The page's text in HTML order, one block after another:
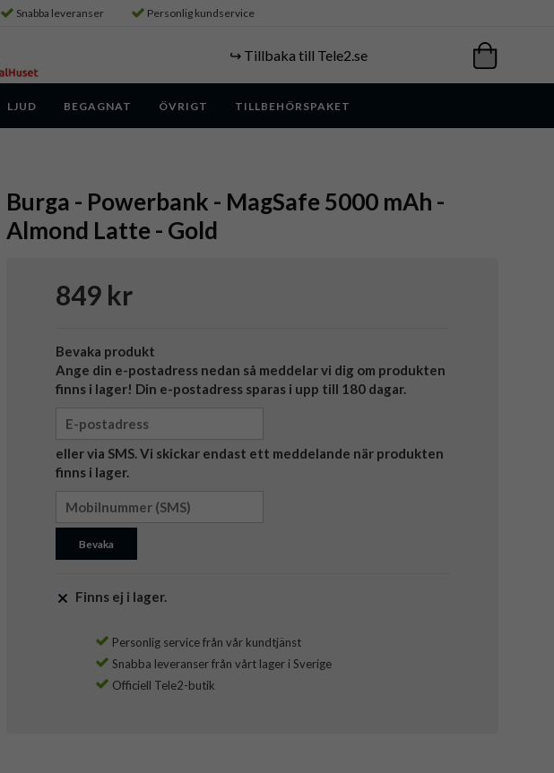
Snabba leveranser Personlig kundservice
↪️ Tillbaka till Tele2.se
LJUD BEGAGNAT ÖVRIGT TILLBEHÖRSPAKET
Burga - Powerbank - MagSafe 5000 mAh -
Almond Latte - Gold
849 kr
Bevaka produkt
Ange din e-postadress nedan så meddelar vi dig om produkten
finns i lager! Din e-postadress sparas i upp till 180 dagar.
eller via SMS. Vi skickar endast ett meddelande när produkten
finns i lager.
Bevaka
Finns ej i lager.
Personlig service från vår kundtjänst
Snabba leveranser från vårt lager i Sverige
Officiell Tele2-butik